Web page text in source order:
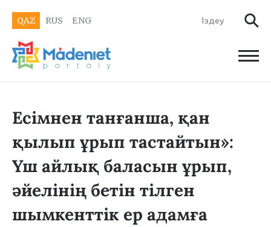
QAZ RUS ENG
Есімнен танғанша, қан
қылып ұрып тастайтын»:
Үш айлық баласын ұрып,
әйелінің бетін тілген
шымкенттік ер адамға